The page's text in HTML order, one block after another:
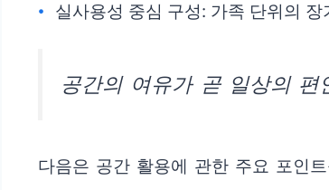
실사용성 중심 구성: 가족 단위의
공간의 여유가 곧 일상의
다음은 공간 활용에 관한 주요 포인